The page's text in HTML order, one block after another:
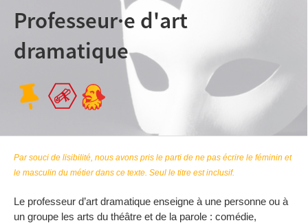
Professeur·e d'art
dramatique
Par souci de lisibilité, nous avons pris le parti de ne pas écrire le féminin et
le masculin du métier dans ce texte. Seul le titre est inclusif.
Le professeur d’art dramatique enseigne à une personne ou à
un groupe les arts du théâtre et de la parole : comédie,